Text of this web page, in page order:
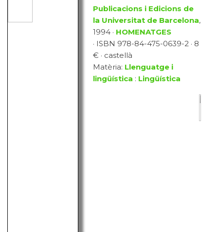
Publicacions i Edicions de
la Universitat de Barcelona,
1994 · HOMENATGES
· ISBN 978-84-475-0639-2 · 8
€ · castellà
Matèria: Llenguatge i
lingüística : Lingüística